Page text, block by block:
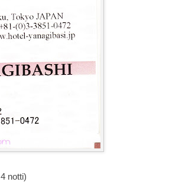
notti)